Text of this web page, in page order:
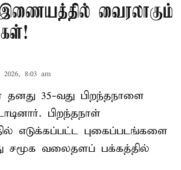
வைரலாகும்
8:03 am
35-வது பிறந்தநாளை
பிறந்தநாள்
எடுக்கப்பட்ட புகைப்படங்களை
சமூக வலைதளப் பக்கத்தில்